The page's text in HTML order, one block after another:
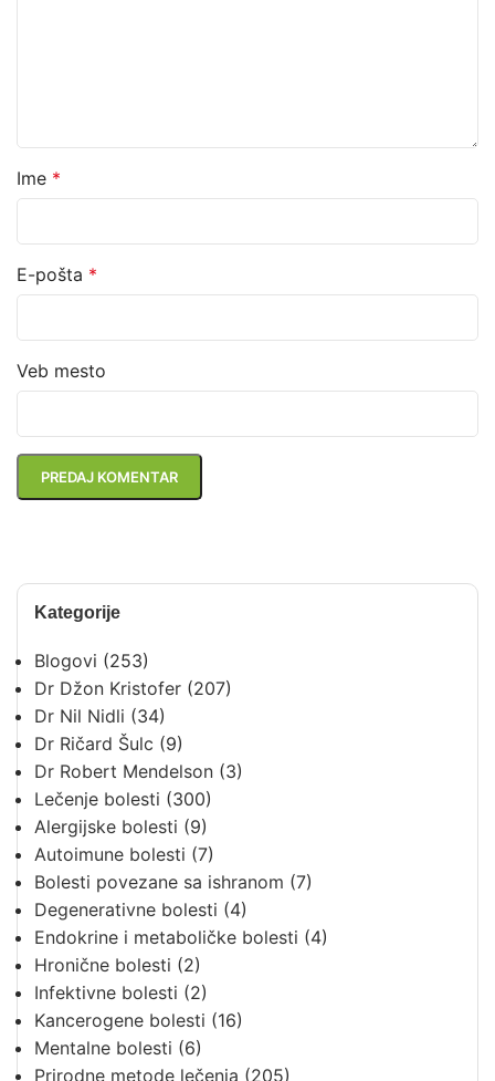
Kategorije
Blogovi (253)
Dr Džon Kristofer (207)
Dr Nil Nidli (34)
Dr Ričard Šulc (9)
Dr Robert Mendelson (3)
Lečenje bolesti (300)
Alergijske bolesti (9)
Autoimune bolesti (7)
Bolesti povezane sa ishranom (7)
Degenerativne bolesti (4)
Endokrine i metaboličke bolesti (4)
Hronične bolesti (2)
Infektivne bolesti (2)
Kancerogene bolesti (16)
Mentalne bolesti (6)
Prirodne metode lečenja (205)
Ime *
E-pošta *
Veb mesto